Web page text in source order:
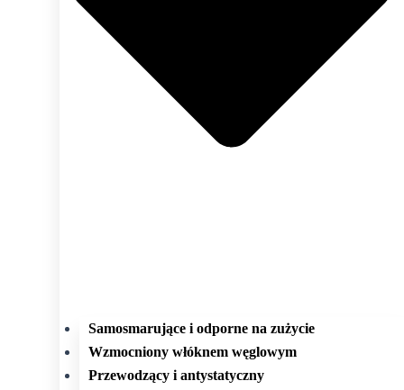
Samosmarujące i odporne na zużycie
Wzmocniony włóknem węglowym
Przewodzący i antystatyczny